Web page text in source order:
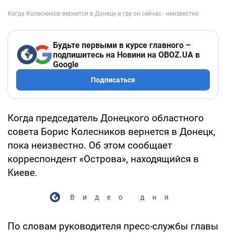
Будьте первыми в курсе главного –
подпишитесь на Новини на OBOZ.UA в
Google
Подписаться
Когда председатель Донецкого областного
совета Борис Колесников вернется в Донецк,
пока неизвестно. Об этом сообщает
корреспондент «Острова», находящийся в
Киеве.
Видео дня
По словам руководителя пресс-службы главы